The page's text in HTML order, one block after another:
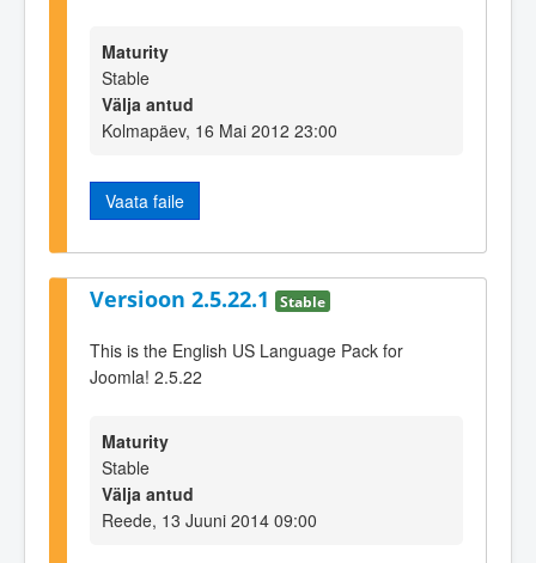
Maturity
Stable
Välja antud
Kolmapäev, 16 Mai 2012 23:00
Vaata faile
Versioon 2.5.22.1 Stable
This is the English US Language Pack for
Joomla! 2.5.22
Maturity
Stable
Välja antud
Reede, 13 Juuni 2014 09:00